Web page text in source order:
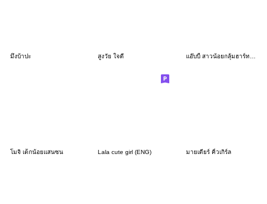
มึงบ้าปะ สูงวัย ใจดี
โมจิ เด็กน้อยแสนซน Lala cute girl (ENG) มายเดียร์ คิ้วเกิร์ล